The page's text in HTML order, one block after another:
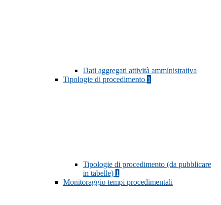
Dati aggregati attività amministrativa
Tipologie di procedimento 1
Tipologie di procedimento (da pubblicare
in tabelle) 1
Monitoraggio tempi procedimentali